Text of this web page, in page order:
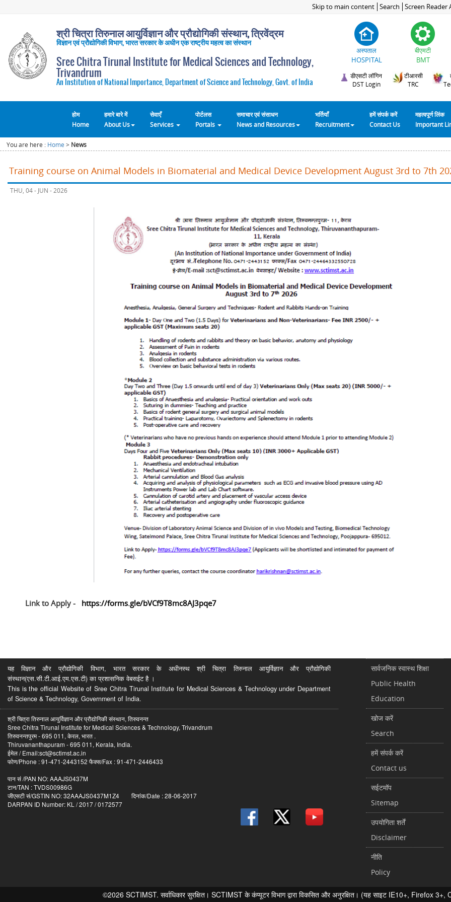
Skip to main content Search Screen Reader
श्री चित्रा तिरुनाल आयुर्विज्ञान और प्रौद्योगिकी संस्थान, त्रिवेंद्रम
विज्ञान एवं प्रौद्योगिकी विभाग, भारत सरकार के अधीन एक राष्ट्रीय महत्व का संस्थान
Sree Chitra Tirunal Institute for Medical Sciences and Technology,
Trivandrum
An Institution of National Importance, Department of Science and Technology, Govt. of India
अस्पताल
HOSPITAL
बीएमटी
BMT
डीएसटी लॉगिन
DST Login
टीआरसी
TRC
होम
Home
हमारे बारे में
About Us
सेवाएँ
Services
पोर्टलस
Portals
समाचार एवं संसाधन
News and Resources
भर्तियाँ
Recruitment
हमें संपर्क करें
Contact Us
महत्वपूर्ण लिंक
Important
You are here : Home > News
Training course on Animal Models in Biomaterial and Medical Device Development August 3rd to 7th
THU, 04 - JUN - 2026
Link to Apply - https://forms.gle/bVCf9T8mc8AJ3pqe7
यह विज्ञान और प्रौद्योगिकी विभाग, भारत सरकार के अधीनस्थ श्री चित्रा तिरुनाल आयुर्विज्ञान और प्रौद्योगिकी
संस्थान(एस.सी.टी.आई.एम.एस.टी) का प्रशासनिक वेबसईट है ।
This is the official Website of Sree Chitra Tirunal Institute for Medical Sciences & Technology under Department
of Science & Technology, Government of India.
श्री चित्रा तिरुनाल आयुर्विज्ञान और प्रौद्योगिकी संस्थान, तिरुवनन्त
Sree Chitra Tirunal Institute for Medical Sciences & Technology, Trivandrum
तिरुवनन्तपुरम - 695 011, केरल, भारत .
Thiruvananthapuram - 695 011, Kerala, India.
ईमेल / Email:sct@sctimst.ac.in
फोण/Phone : 91-471-2443152 फैक्स/Fax : 91-471-2446433
पान सं /PAN NO: AAAJS0437M
टान/TAN : TVDS00986G
जीएसटी सं/GSTIN NO: 32AAAJS0437M1Z4 दिनांक/Date : 28-06-2017
DARPAN ID Number: KL / 2017 / 0172577
सार्वजनिक स्वास्थ शिक्षा
Public Health
Education
खोज करें
Search
हमें संपर्क करें
Contact us
सईटमॉप
Sitemap
उपयोगिता शर्तें
Disclaimer
नीति
Policy
©2026 SCTIMST. सर्वाधिकार सुरक्षित। SCTIMST के कंप्यूटर विभाग द्वारा विकसित और अनुरक्षित। (यह साइट IE10+, Firefox